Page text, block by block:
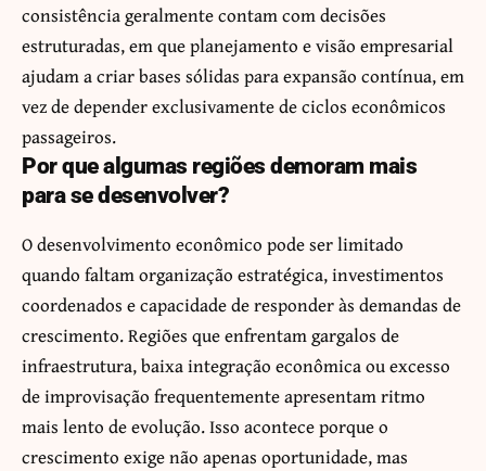
consistência geralmente contam com decisões
estruturadas, em que planejamento e visão empresarial
ajudam a criar bases sólidas para expansão contínua, em
vez de depender exclusivamente de ciclos econômicos
passageiros.
Por que algumas regiões demoram mais
para se desenvolver?
O desenvolvimento econômico pode ser limitado
quando faltam organização estratégica, investimentos
coordenados e capacidade de responder às demandas de
crescimento. Regiões que enfrentam gargalos de
infraestrutura, baixa integração econômica ou excesso
de improvisação frequentemente apresentam ritmo
mais lento de evolução. Isso acontece porque o
crescimento exige não apenas oportunidade, mas